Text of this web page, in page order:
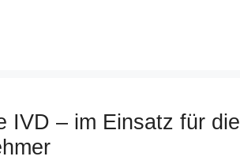
IVD – im Einsatz für die